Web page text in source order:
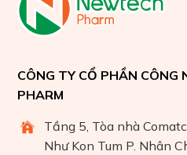
CÔNG TY CỔ PHẦN CÔNG
PHARM
Tầng 5, Tòa nhà
Như Kon Tum P. Nhân